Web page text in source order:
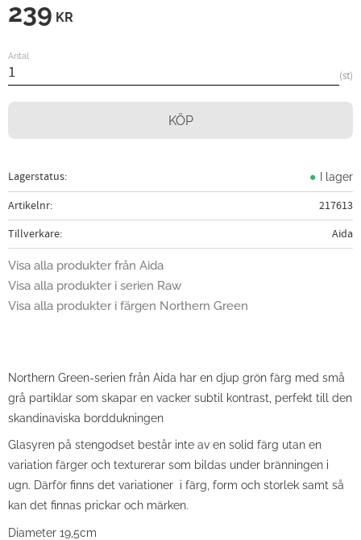
239 KR
Antal
st
KÖP
Lagerstatus I lager
Artikelnr
217613
Tillverkare
Aida
Visa alla produkter från Aida
Visa alla produkter i serien Raw
Visa alla produkter i färgen Northern Green
Northern Green-serien från Aida har en djup grön färg med små
grå partiklar som skapar en vacker subtil kontrast, perfekt till den
skandinaviska borddukningen
Glasyren på stengodset består inte av en solid färg utan en
variation färger och texturerar som bildas under bränningen i
ugn. Därför finns det variationer i färg, form och storlek samt så
kan det finnas prickar och märken.
Diameter 19,5cm